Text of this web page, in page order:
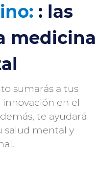
: las
medicina
sumarás a tus
en el
te ayudará
salud mental y